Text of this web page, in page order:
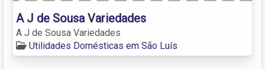
A J de Sousa Variedades
A J de Sousa Variedades
Utilidades Domésticas em São Luís